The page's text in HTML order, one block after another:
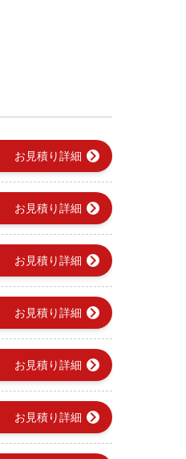
お見積り詳細 chevron_right
お見積り詳細 chevron_right
お見積り詳細 chevron_right
お見積り詳細 chevron_right
お見積り詳細 chevron_right
お見積り詳細 chevron_right